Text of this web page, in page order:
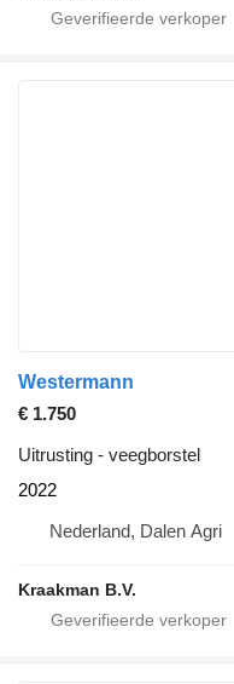
Westermann
€ 1.750
Uitrusting - veegborstel
2022
Nederland, Dalen Agri
Kraakman B.V.